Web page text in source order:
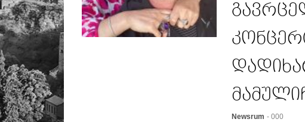
Newsrum - 000